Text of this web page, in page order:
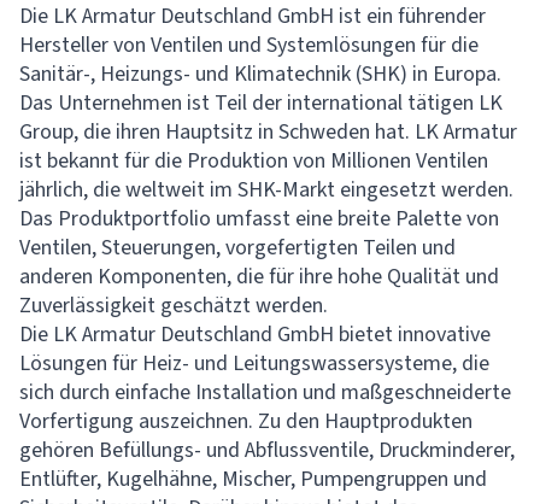
Die LK Armatur Deutschland GmbH ist ein führender
Hersteller von Ventilen und Systemlösungen für die
Sanitär-, Heizungs- und Klimatechnik (SHK) in Europa.
Das Unternehmen ist Teil der international tätigen LK
Group, die ihren Hauptsitz in Schweden hat. LK Armatur
ist bekannt für die Produktion von Millionen Ventilen
jährlich, die weltweit im SHK-Markt eingesetzt werden.
Das Produktportfolio umfasst eine breite Palette von
Ventilen, Steuerungen, vorgefertigten Teilen und
anderen Komponenten, die für ihre hohe Qualität und
Zuverlässigkeit geschätzt werden.
Die LK Armatur Deutschland GmbH bietet innovative
Lösungen für Heiz- und Leitungswassersysteme, die
sich durch einfache Installation und maßgeschneiderte
Vorfertigung auszeichnen. Zu den Hauptprodukten
gehören Befüllungs- und Abflussventile, Druckminderer,
Entlüfter, Kugelhähne, Mischer, Pumpengruppen und